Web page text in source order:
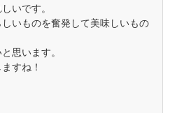
いです。
いものを奮発して美味しいもの
思います。
すね！